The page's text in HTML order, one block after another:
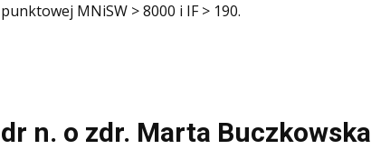
punktowej MNiSW > 8000 i IF > 190.
dr n. o zdr. Marta Buczkowska